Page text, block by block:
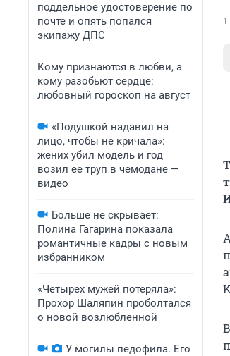
поддельное удостоверение по
почте и опять попался
экипажу ДПС
Кому признаются в любви, а
кому разобьют сердце:
любовный гороскоп на август
«Подушкой надавил на
лицо, чтобы не кричала»:
жених убил модель и год
возил ее труп в чемодане —
видео
Больше не скрывает:
Полина Гагарина показала
романтичные кадры с новым
избранником
«Четырех мужей потеряла»:
Прохор Шаляпин проболтался
о новой возлюбленной
У могилы педофила. Его
1